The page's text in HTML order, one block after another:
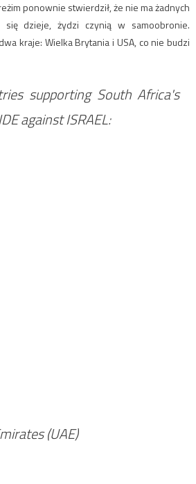
ponownie stwierdził, że nie ma żadnych
dzieje, żydzi czynią w samoobronie.
kraje: Wielka Brytania i USA, co nie budzi
supporting South Africa's
against ISRAEL:
(UAE)